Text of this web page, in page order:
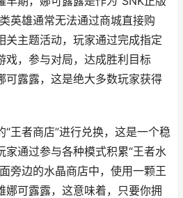
英雄通常无法通过商城直接购
关主题活动，玩家通过完成指定
戏，参与对局，达成胜利目标
可露露，这是绝大多数玩家获得
王者商店”进行兑换，这是一个稳
家通过参与各种模式积累“王者水
旁边的水晶商店中，使用一颗王
娜可露露，这意味着，只要你拥